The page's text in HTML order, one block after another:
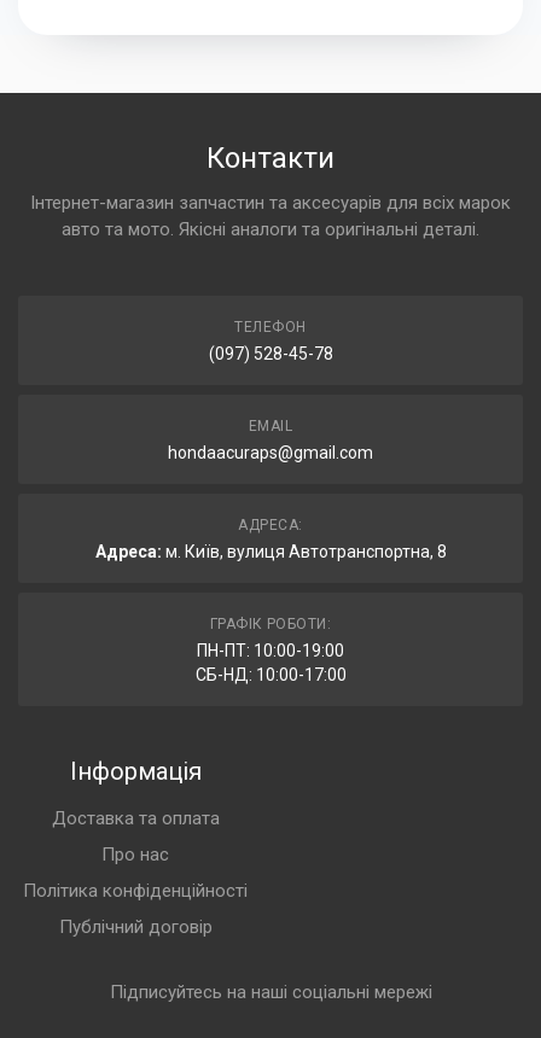
Контакти
Інтернет-магазин запчастин та аксесуарів для всіх марок
авто та мото. Якісні аналоги та оригінальні деталі.
ТЕЛЕФОН
(097) 528-45-78
EMAIL
hondaacuraps@gmail.com
АДРЕСА:
Адреса: м. Київ, вулиця Автотранспортна, 8
ГРАФІК РОБОТИ:
ПН-ПТ: 10:00-19:00
СБ-НД: 10:00-17:00
Інформація
Доставка та оплата
Про нас
Політика конфіденційності
Публічний договір
Підписуйтесь на наші соціальні мережі